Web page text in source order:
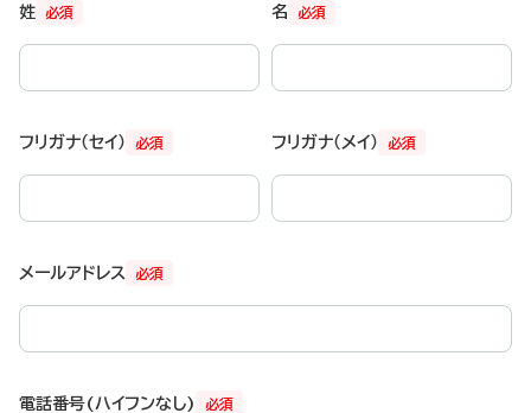
必須
姓 必須
名
必須
フリガナ（セイ） 必須
フリガナ（メイ）
必須
メールアドレス
必須
電話番号(ハイフンなし)